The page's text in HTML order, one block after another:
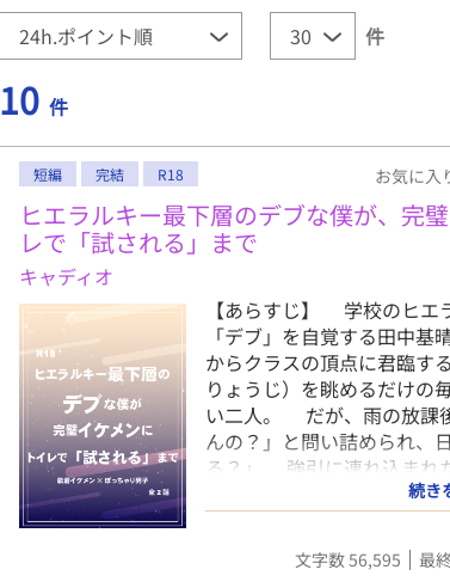
件
10 件
短編 完結 R18 お気に入
ヒエラルキー最下層のデブな僕が、完
レで「試される」まで
キャディオ
【あらすじ】 学校のヒエ
「デブ」を自覚する田中
からクラスの頂点に君臨す
りょうじ）を眺めるだけ
い二人。 だが、雨の放課
んの？」と問い詰められ、
る？」 強引に連れ込まれ
は正反対の、硬くて熱い「
り……。 ​執着イケメン×マ
ワード】 トイレ、放課後、​
グ/噛み跡、​おっぱい、小
続き
文字数 56,595 最